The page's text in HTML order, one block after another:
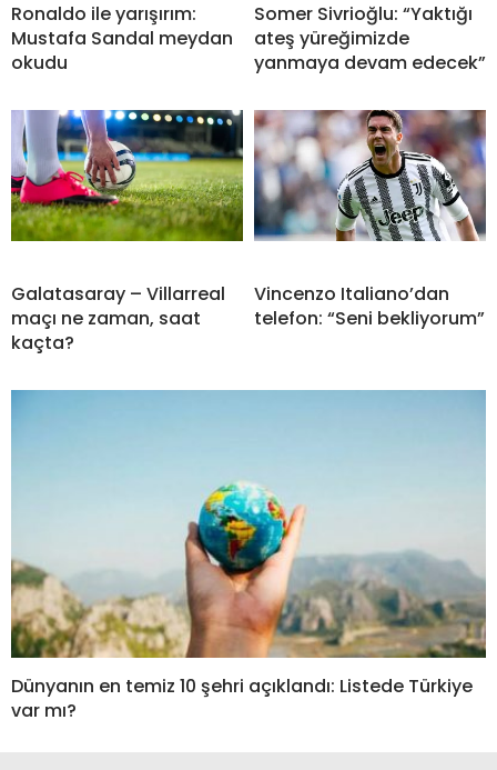
Ronaldo ile yarışırım:
Mustafa Sandal meydan
okudu
Somer Sivrioğlu: “Yaktığı
ateş yüreğimizde
yanmaya devam edecek”
Galatasaray – Villarreal
maçı ne zaman, saat
kaçta?
Vincenzo Italiano’dan
telefon: “Seni bekliyorum”
Dünyanın en temiz 10 şehri açıklandı: Listede Türkiye
var mı?